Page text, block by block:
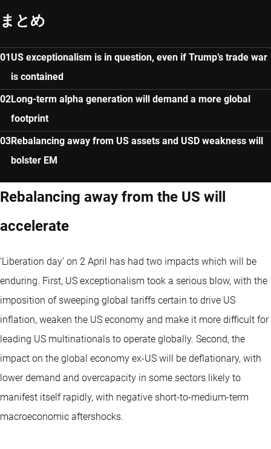
まとめ
US exceptionalism is in question, even if Trump’s trade war
is contained
Long-term alpha generation will demand a more global
footprint
Rebalancing away from US assets and USD weakness will
bolster EM
Rebalancing away from the US will
accelerate
‘Liberation day’ on 2 April has had two impacts which will be
enduring. First, US exceptionalism took a serious blow, with the
imposition of sweeping global tariffs certain to drive US
inflation, weaken the US economy and make it more difficult for
leading US multinationals to operate globally. Second, the
impact on the global economy ex-US will be deflationary, with
lower demand and overcapacity in some sectors likely to
manifest itself rapidly, with negative short-to-medium-term
macroeconomic aftershocks.